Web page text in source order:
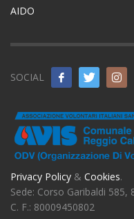
AIDO
SOCIAL
Privacy Policy & Cookies.
Sede: Corso Garibaldi 585,
C. F.: 80009450802